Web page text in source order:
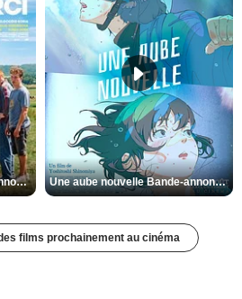
Un grand raccourci Bande-annonce VF Une aube nouvelle Bande-annonce VO STFR
films prochainement au cinéma